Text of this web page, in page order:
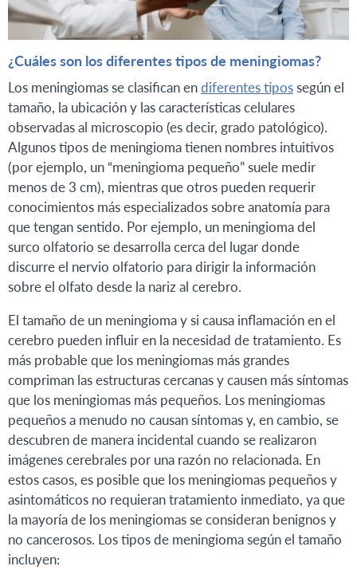
¿Cuáles son los diferentes tipos de meningiomas?
Los meningiomas se clasifican endiferentes tipossegún el
tamaño, la ubicación y las características celulares
observadas al microscopio (es decir, grado patológico).
Algunos tipos de meningioma tienen nombres intuitivos
(por ejemplo, un “meningioma pequeño” suele medir
menos de 3 cm), mientras que otros pueden requerir
conocimientos más especializados sobre anatomía para
que tengan sentido. Por ejemplo, un meningioma del
surco olfatorio se desarrolla cerca del lugar donde
discurre el nervio olfatorio para dirigir la información
sobre el olfato desde la nariz al cerebro.
El tamaño de un meningioma y si causa inflamación en el
cerebro pueden influir en la necesidad de tratamiento. Es
más probable que los meningiomas más grandes
compriman las estructuras cercanas y causen más síntomas
que los meningiomas más pequeños. Los meningiomas
pequeños a menudo no causan síntomas y, en cambio, se
descubren de manera incidental cuando se realizaron
imágenes cerebrales por una razón no relacionada. En
estos casos, es posible que los meningiomas pequeños y
asintomáticos no requieran tratamiento inmediato, ya que
la mayoría de los meningiomas se consideran benignos y
no cancerosos. Los tipos de meningioma según el tamaño
incluyen: